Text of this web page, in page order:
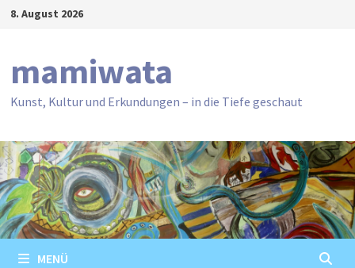
Zum8. August 2026
mamiwata
Kunst, Kultur und Erkundungen – in die Tiefe geschaut
MENÜ